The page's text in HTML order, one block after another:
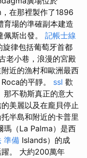
在那裡製作了1896
育場的準確副本建造
斯出發。 記帳士線
律包括葡萄牙首都
老小巷，浪漫的宮殿
近的漁村和歐洲最西
Roca的平靜。 ssl 歡
那不勒斯真正的意大
美麗以及在龐貝停止
半島和附近的卡普里
瑪（La Palma）是西
準備 Islands）的成
躍。 大約200萬年